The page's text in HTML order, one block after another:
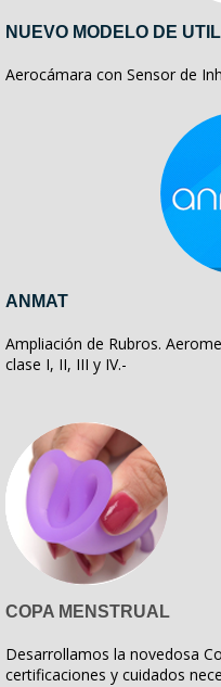
NUEVO MODELO DE
Aerocámara con Sensor de
ANMAT
Ampliación de Rubros.
clase I, II, III y IV.-
COPA MENSTRUAL
Desarrollamos la novedosa
certificaciones y cuidados